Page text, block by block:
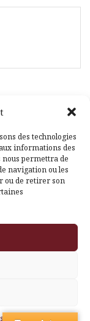
des technologies
informations des
nous permettra de
navigation ou les
ou de retirer son